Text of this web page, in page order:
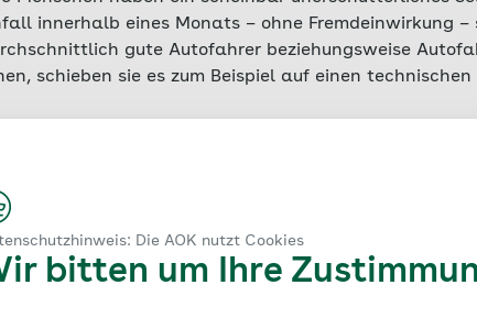
Die AOK nutzt Cookies
bitten um Ihre
innerhalb eines Monats – ohne Fremdeinwirkung –
gute Autofahrer beziehungsweise
schieben sie es zum Beispiel auf einen
Namensgebend sind die Psychologen David
beschrieben. In ihrer Studie testeten sie die
Humor. Diejenigen, die in diesen Bereichen schlecht
zu überschätzen und sich als